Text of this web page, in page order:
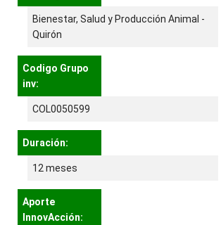
Bienestar, Salud y Producción Animal -
Quirón
Codigo Grupo
inv:
COL0050599
Duración:
12 meses
Aporte
InnovAcción: